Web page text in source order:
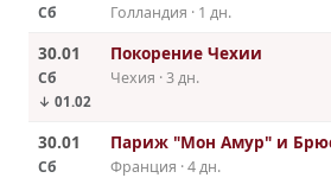
Сб Голландия · 1 дн.
30.01
Сб
↓ 01.02
Покорение Чехии
Чехия · 3 дн.
30.01
Сб
Париж "Мон Амур" и
Франция · 4 дн.